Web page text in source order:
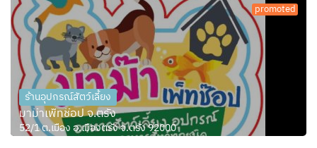
promoted
ร้านอุปกรณ์สัตว์เลี้ยง
มาม๊าเพ็ทช๊อป จ.ตรัง
52/1 ต.เมือง อ.เมืองตรัง จ.ตรัง 92000